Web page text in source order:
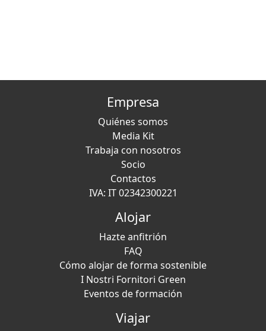
Empresa
Quiénes somos
Media Kit
Trabaja con nosotros
Socio
Contactos
IVA: IT 02342300221
Alojar
Hazte anfitrión
FAQ
Cómo alojar de forma sostenible
I Nostri Fornitori Green
Eventos de formación
Viajar